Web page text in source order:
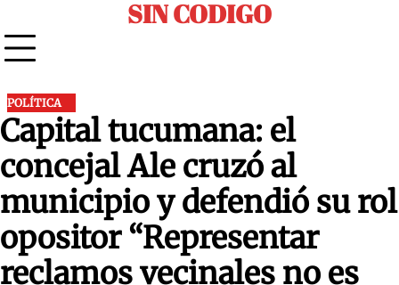
to
content
SIN CODIGO
POLÍTICA
Capital tucumana: el
concejal Ale cruzó al
municipio y defendió su rol
opositor “Representar
reclamos vecinales no es